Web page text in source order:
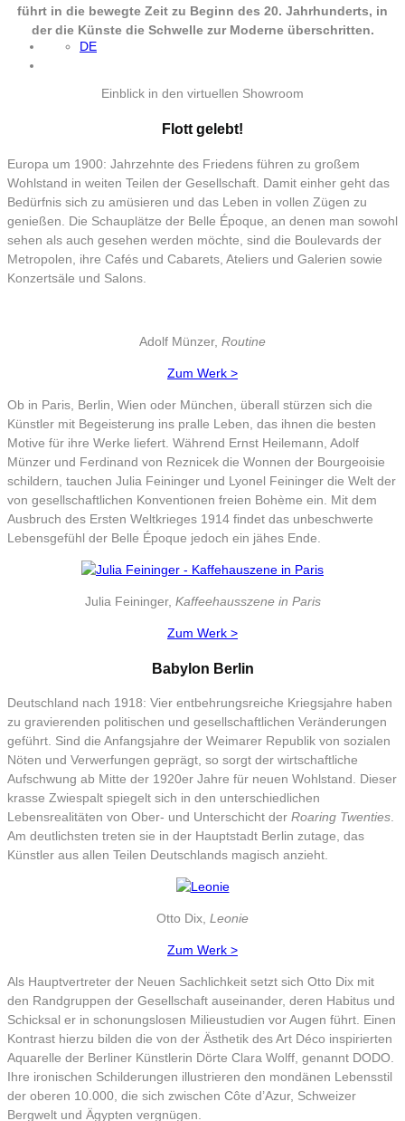
DE
führt in die bewegte Zeit zu Beginn des 20. Jahrhunderts, in
der die Künste die Schwelle zur Moderne überschritten.
Einblick in den virtuellen Showroom
Flott gelebt!
Europa um 1900: Jahrzehnte des Friedens führen zu großem
Wohlstand in weiten Teilen der Gesellschaft. Damit einher geht das
Bedürfnis sich zu amüsieren und das Leben in vollen Zügen zu
genießen. Die Schauplätze der Belle Époque, an denen man sowohl
sehen als auch gesehen werden möchte, sind die Boulevards der
Metropolen, ihre Cafés und Cabarets, Ateliers und Galerien sowie
Konzertsäle und Salons.
Adolf Münzer, Routine
Zum Werk >
Ob in Paris, Berlin, Wien oder München, überall stürzen sich die
Künstler mit Begeisterung ins pralle Leben, das ihnen die besten
Motive für ihre Werke liefert. Während Ernst Heilemann, Adolf
Münzer und Ferdinand von Reznicek die Wonnen der Bourgeoisie
schildern, tauchen Julia Feininger und Lyonel Feininger die Welt der
von gesellschaftlichen Konventionen freien Bohème ein. Mit dem
Ausbruch des Ersten Weltkrieges 1914 findet das unbeschwerte
Lebensgefühl der Belle Époque jedoch ein jähes Ende.
Julia Feininger, Kaffeehausszene in Paris
Zum Werk >
Babylon Berlin
Deutschland nach 1918: Vier entbehrungsreiche Kriegsjahre haben
zu gravierenden politischen und gesellschaftlichen Veränderungen
geführt. Sind die Anfangsjahre der Weimarer Republik von sozialen
Nöten und Verwerfungen geprägt, so sorgt der wirtschaftliche
Aufschwung ab Mitte der 1920er Jahre für neuen Wohlstand. Dieser
krasse Zwiespalt spiegelt sich in den unterschiedlichen
Lebensrealitäten von Ober- und Unterschicht der Roaring Twenties.
Am deutlichsten treten sie in der Hauptstadt Berlin zutage, das
Künstler aus allen Teilen Deutschlands magisch anzieht.
Otto Dix, Leonie
Zum Werk >
Als Hauptvertreter der Neuen Sachlichkeit setzt sich Otto Dix mit
den Randgruppen der Gesellschaft auseinander, deren Habitus und
Schicksal er in schonungslosen Milieustudien vor Augen führt. Einen
Kontrast hierzu bilden die von der Ästhetik des Art Déco inspirierten
Aquarelle der Berliner Künstlerin Dörte Clara Wolff, genannt DODO.
Ihre ironischen Schilderungen illustrieren den mondänen Lebensstil
der oberen 10.000, die sich zwischen Côte d’Azur, Schweizer
Bergwelt und Ägypten vergnügen.